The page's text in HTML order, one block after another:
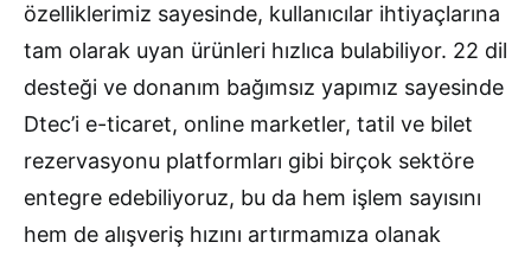
özelliklerimiz sayesinde, kullanıcılar ihtiyaçlarına
tam olarak uyan ürünleri hızlıca bulabiliyor. 22 dil
desteği ve donanım bağımsız yapımız sayesinde
Dtec’i e-ticaret, online marketler, tatil ve bilet
rezervasyonu platformları gibi birçok sektöre
entegre edebiliyoruz, bu da hem işlem sayısını
hem de alışveriş hızını artırmamıza olanak